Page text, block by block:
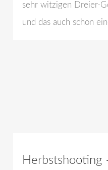
sehr witzigen Dreier-
und das auch schon
Herbstshooting